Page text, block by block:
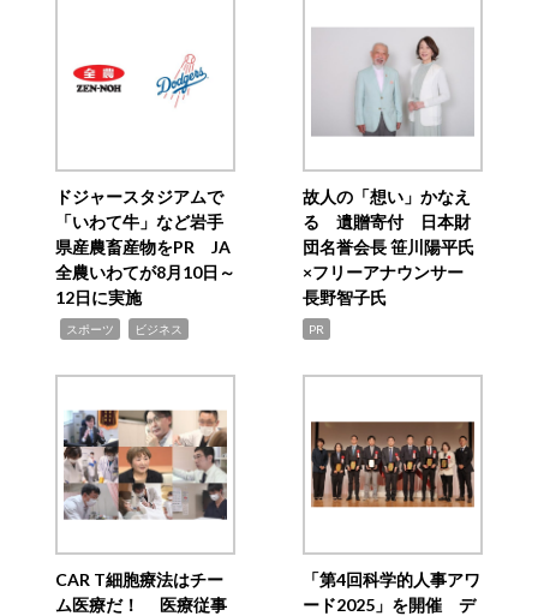
ドジャースタジアムで
「いわて牛」など岩手
県産農畜産物をPR JA
全農いわてが8月10日～
12日に実施
スポーツ ビジネス
故人の「想い」かなえ
る 遺贈寄付 日本財
団名誉会長 笹川陽平氏
×フリーアナウンサー
長野智子氏
PR
CAR T細胞療法はチー
ム医療だ！ 医療従事
「第4回科学的人事アワ
ード2025」を開催 デ